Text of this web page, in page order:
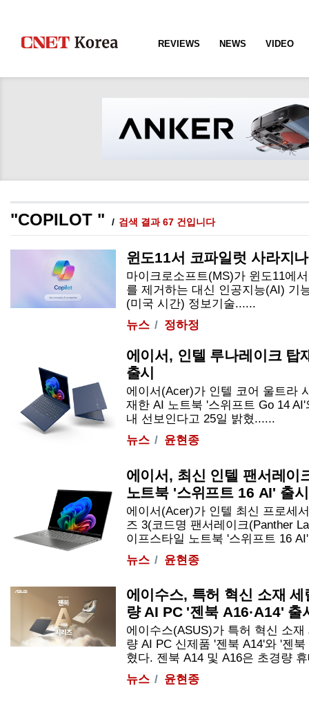
REVIEWS NEWS VIDEO
"COPILOT " 검색 결과 67 건입니다
윈도11서 코파일럿 사라지
마이크로소프트(MS)가 윈도11에
를 제거하는 대신 인공지능(AI) 기
(미국 시간) 정보기술......
뉴스
정하정
에이서, 인텔 루나레이크 탑
출시
에이서(Acer)가 인텔 코어 울트라
재한 AI 노트북 '스위프트 Go 14
내 선보인다고 25일 밝혔......
뉴스
윤현종
에이서, 최신 인텔 팬서레이
노트북 '스위프트 16 AI' 출시
에이서(Acer)가 인텔 최신 프로세
즈 3(코드명 팬서레이크(Panther
이프스타일 노트북 '스위프트 16
뉴스
윤현종
에이수스, 특허 혁신 소재
량 AI PC '젠북 A16·A14' 출
에이수스(ASUS)가 특허 혁신 소
량 AI PC 신제품 '젠북 A14'와 '젠
혔다. 젠북 A14 및 A16은 초경량
뉴스
윤현종